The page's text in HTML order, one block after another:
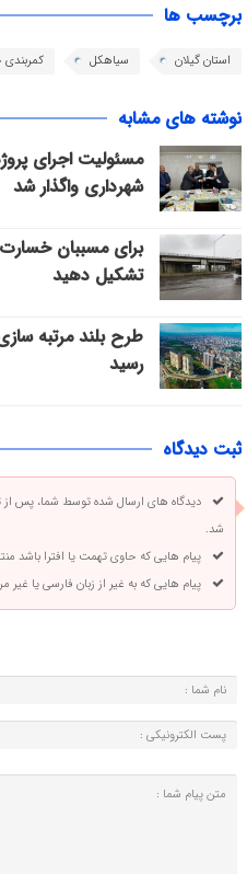
برچسب ها
استان گیلان سیاهکل
نوشته های مشابه
مسئولیت اجرای
شهرداری واگذار شد
برای مسببان
تشکیل دهید
طرح بلند مرتبه‌
رسید
ثبت دیدگاه
دیدگاه های ارسال شده توسط شما، پس
شد.
پیام هایی که حاوی تهمت یا افترا باشد
پیام هایی که به غیر از زبان فارسی یا